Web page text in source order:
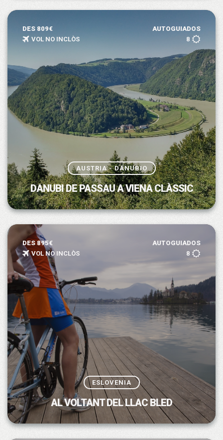
DES 809€
AUTOGUIADOS
VOL NO INCLÒS
8
AUSTRIA - DANUBIO
DANUBI DE PASSAU A VIENA CLÀSSIC
DES 895€
AUTOGUIADOS
VOL NO INCLÒS
8
ESLOVENIA
AL VOLTANT DEL LLAC BLED